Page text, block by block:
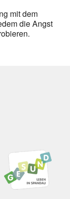
mit dem
die Angst